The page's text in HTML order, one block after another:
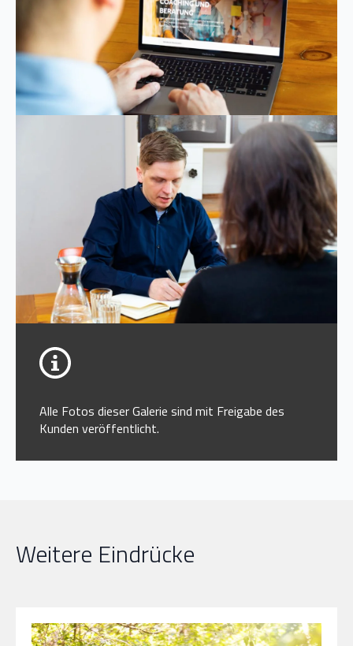
Alle Fotos dieser Galerie sind mit Freigabe des
Kunden veröffentlicht.
Weitere Eindrücke